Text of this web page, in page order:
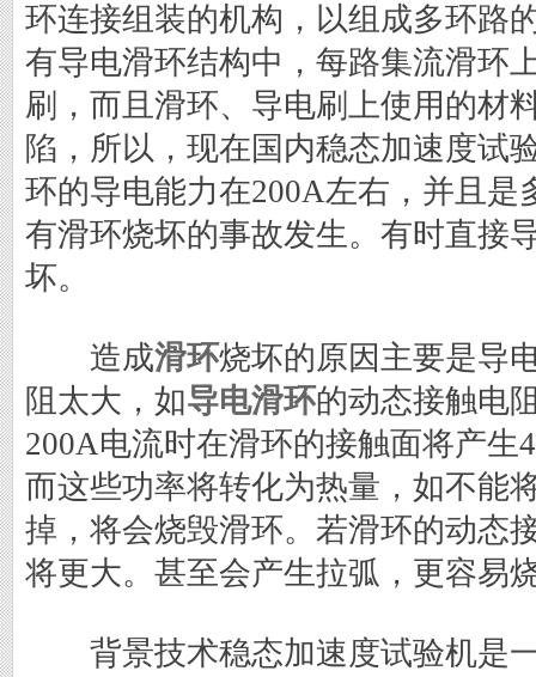
环连接组装的机构，以组成多环路
有导电滑环结构中，每路集流滑环
刷，而且滑环、导电刷上使用的材
陷，所以，现在国内稳态加速度试
环的导电能力在200A左右，并且是
有滑环烧坏的事故发生。有时直接
坏。
造成滑环烧坏的原因主要是导
阻太大，如导电滑环的动态接触电
200A电流时在滑环的接触面将产生
而这些功率将转化为热量，如不能
掉，将会烧毁滑环。若滑环的动态
将更大。甚至会产生拉弧，更容易
背景技术稳态加速度试验机是